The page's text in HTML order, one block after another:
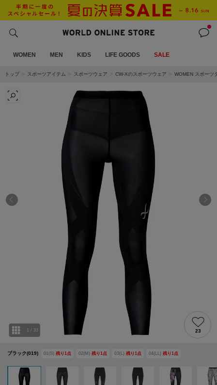
WOMEN MEN KIDS LIFE GOODS SALE
トップ スポーツアイテム スポーツウェア CW-Xのスポーツウェア WOMEN スポーツ
ブラック(019) 01(S) 残り 1点 02(M) 残り 1点 03(L) 残り 1点 04(LL) 残り 1点
/ 33 23